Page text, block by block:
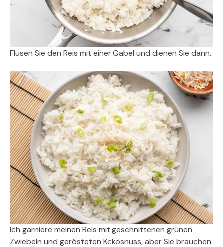
Flusen Sie den Reis mit einer Gabel und dienen Sie dann.
Ich garniere meinen Reis mit geschnittenen grünen
Zwiebeln und gerösteten Kokosnuss, aber Sie brauchen